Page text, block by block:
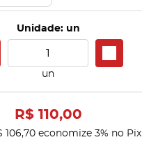
Unidade: un
un
R$ 110,00
106,70economize 3% no Pix